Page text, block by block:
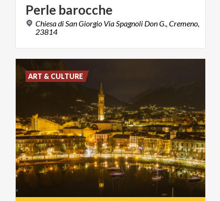
Perle barocche
Chiesa di San Giorgio Via Spagnoli Don G., Cremeno,
23814
ART & CULTURE